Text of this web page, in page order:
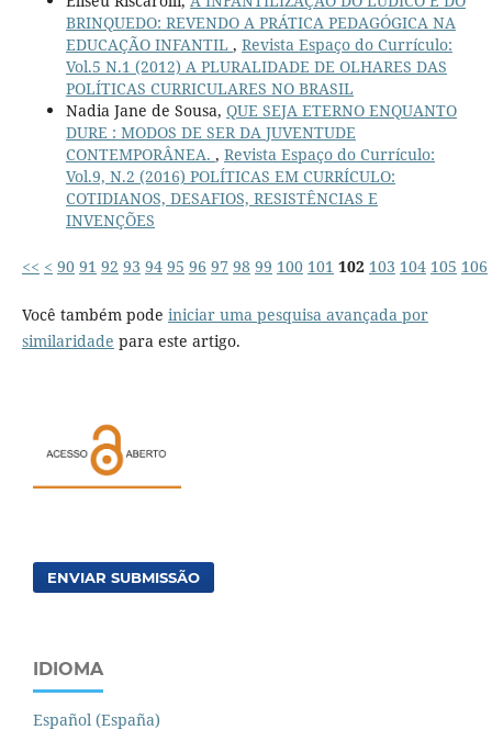
BRINQUEDO: REVENDO A PRÁTICA PEDAGÓGICA NA
EDUCAÇÃO INFANTIL , Revista Espaço do Currículo:
Vol.5 N.1 (2012) A PLURALIDADE DE OLHARES DAS
POLÍTICAS CURRICULARES NO BRASIL
Nadia Jane de Sousa, QUE SEJA ETERNO ENQUANTO
DURE : MODOS DE SER DA JUVENTUDE
CONTEMPORÂNEA. , Revista Espaço do Currículo:
Vol.9, N.2 (2016) POLÍTICAS EM CURRÍCULO:
COTIDIANOS, DESAFIOS, RESISTÊNCIAS E
INVENÇÕES
<< < 90 91 92 93 94 95 96 97 98 99 100 101 102 103 104 105 106
Você também pode iniciar uma pesquisa avançada por
similaridade para este artigo.
ENVIAR SUBMISSÃO
IDIOMA
Español (España)